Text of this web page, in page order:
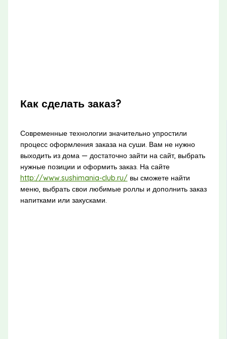
Как сделать заказ?
Современные технологии значительно упростили
процесс оформления заказа на суши. Вам не нужно
выходить из дома — достаточно зайти на сайт, выбрать
нужные позиции и оформить заказ. На сайте
http://www.sushimania-club.ru/ вы сможете найти
меню, выбрать свои любимые роллы и дополнить заказ
напитками или закусками.